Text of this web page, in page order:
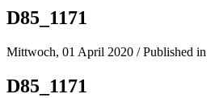
D85_1171
Mittwoch, 01 April 2020 /Published in
D85_1171